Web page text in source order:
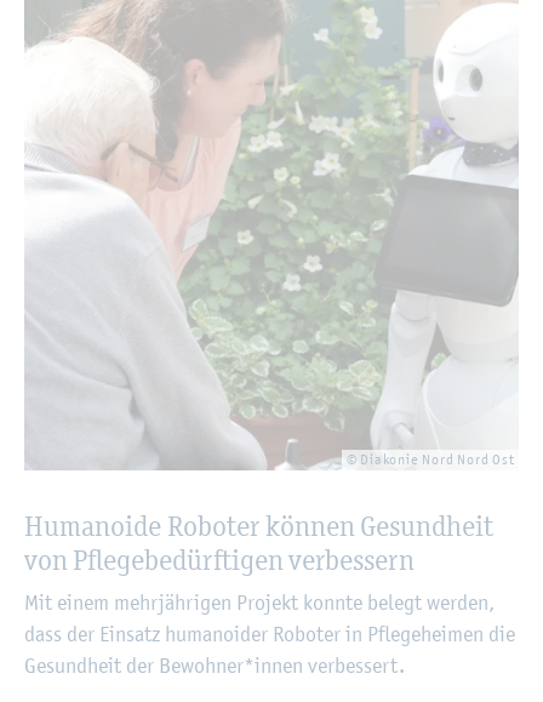
© Dia­ko­nie Nord Nord Ost
Hu­ma­noi­de Ro­bo­ter kön­nen Ge­sund­heit
von Pfle­ge­be­dürf­ti­gen ver­bes­sern
Mit einem mehr­jäh­ri­gen Pro­jekt konn­te be­legt wer­den,
dass der Ein­satz hu­ma­noi­der Ro­bo­ter in Pfle­ge­hei­men die
Ge­sund­heit der Be­woh­ner*innen ver­bes­sert.